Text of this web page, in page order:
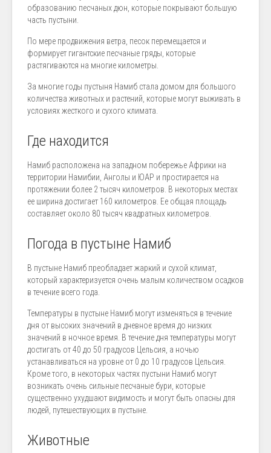
образованию песчаных дюн, которые покрывают большую
часть пустыни.
По мере продвижения ветра, песок перемещается и
формирует гигантские песчаные гряды, которые
растягиваются на многие километры.
За многие годы пустыня Намиб стала домом для большого
количества животных и растений, которые могут выживать в
условиях жесткого и сухого климата.
Где находится
Намиб расположена на западном побережье Африки на
территории Намибии, Анголы и ЮАР и простирается на
протяжении более 2 тысяч километров. В некоторых местах
ее ширина достигает 160 километров. Ее общая площадь
составляет около 80 тысяч квадратных километров.
Погода в пустыне Намиб
В пустыне Намиб преобладает жаркий и сухой климат,
который характеризуется очень малым количеством осадков
в течение всего года.
Температуры в пустыне Намиб могут изменяться в течение
дня от высоких значений в дневное время до низких
значений в ночное время. В течение дня температуры могут
достигать от 40 до 50 градусов Цельсия, а ночью
устанавливаться на уровне от 0 до 10 градусов Цельсия.
Кроме того, в некоторых частях пустыни Намиб могут
возникать очень сильные песчаные бури, которые
существенно ухудшают видимость и могут быть опасны для
людей, путешествующих в пустыне.
Животные